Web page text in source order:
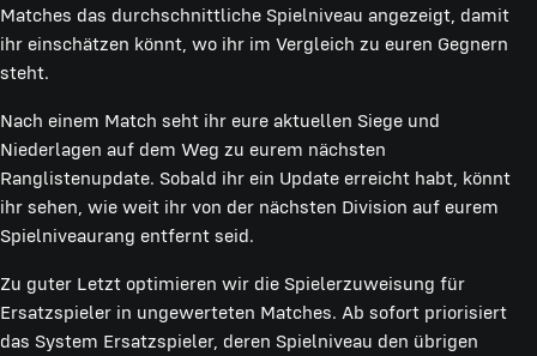
Matches das durchschnittliche Spielniveau angezeigt, damit
ihr einschätzen könnt, wo ihr im Vergleich zu euren Gegnern
steht.
Nach einem Match seht ihr eure aktuellen Siege und
Niederlagen auf dem Weg zu eurem nächsten
Ranglistenupdate. Sobald ihr ein Update erreicht habt, könnt
ihr sehen, wie weit ihr von der nächsten Division auf eurem
Spielniveaurang entfernt seid.
Zu guter Letzt optimieren wir die Spielerzuweisung für
Ersatzspieler in ungewerteten Matches. Ab sofort priorisiert
das System Ersatzspieler, deren Spielniveau den übrigen